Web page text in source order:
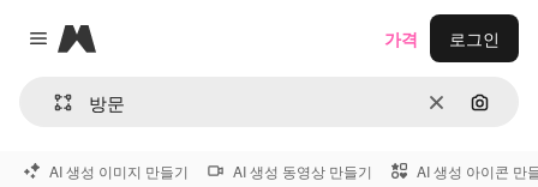
Close menu
Magnific
지우기이미지
가격 로그인
AI 생성 이미지 만들기 AI 생성 동영상 만들기 AI 생성 아이콘 만